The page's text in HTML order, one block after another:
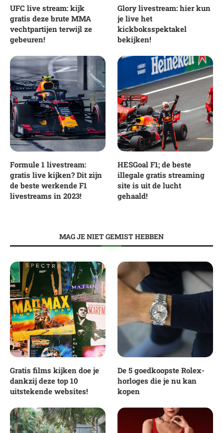
UFC live stream: kijk
gratis deze brute MMA
vechtpartijen terwijl ze
gebeuren!
Glory livestream: hier kun
je live het
kickboksspektakel
bekijken!
Formule 1 livestream:
gratis live kijken? Dit zijn
de beste werkende F1
livestreams in 2023!
HESGoal F1; de beste
illegale gratis streaming
site is uit de lucht
gehaald!
MAG JE NIET GEMIST HEBBEN
Gratis films kijken doe je
dankzij deze top 10
uitstekende websites!
De 5 goedkoopste Rolex-
horloges die je nu kan
kopen